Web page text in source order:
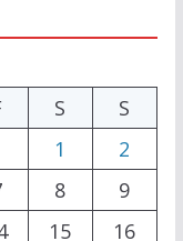
S
S
1
2
8
9
15
16